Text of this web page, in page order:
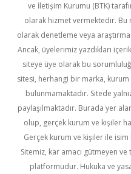
ve İletişim Kurumu (BTK)
olarak hizmet vermektedir.
olarak denetleme veya
Ancak, üyelerimiz yazdıkları
siteye üye olarak bu
sitesi, herhangi bir marka, kurum
bulunmamaktadır. Sitede
paylaşılmaktadır. Burada yer
olup, gerçek kurum ve kişiler
Gerçek kurum ve kişiler ile
Sitemiz, kar amacı gütmeyen
platformudur. Hukuka ve